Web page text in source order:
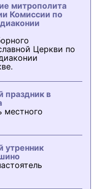
митрополита
Комиссии по
Церкви по
праздник в
местного
утренник